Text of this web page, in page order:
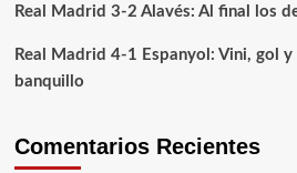
Real Madrid 3-2 Alavés: Al final los
Real Madrid 4-1 Espanyol: Vini, gol y
banquillo
Comentarios Recientes